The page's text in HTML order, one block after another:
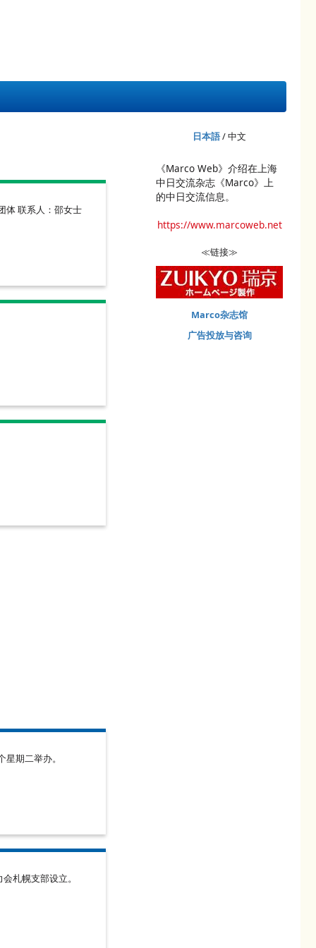
体 联系人：邵女士
期二举办。
札幌支部设立。
日本語/ 中文
《Marco Web》介绍在上海
中日交流杂志《Marco》上
的中日交流信息。
https://www.marcoweb.net
≪链接≫
Marco杂志馆
广告投放与咨询